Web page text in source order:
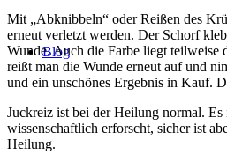
Blog
Mit „Abknibbeln“ oder Reißen des
erneut verletzt werden. Der Schorf
Wunde. Auch die Farbe liegt teilweise
reißt man die Wunde erneut auf und
und ein unschönes Ergebnis in Kauf.
Juckreiz ist bei der Heilung normal.
wissenschaftlich erforscht, sicher ist
Heilung.